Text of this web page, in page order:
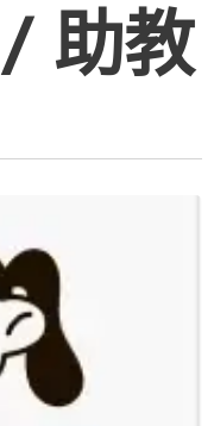
助教